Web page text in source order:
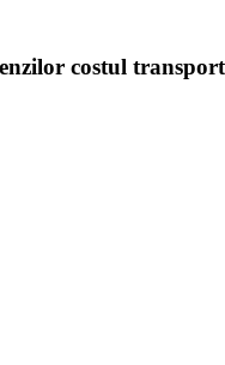
costul